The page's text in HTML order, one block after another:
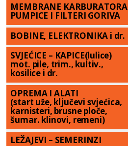
MEMBRANE KARBURATORA
PUMPICE I FILTERI GORIVA
BOBINE, ELEKTRONIKA i dr.
SVJEĆICE – KAPICE(lulice)
mot. pile, trim., kultiv.,
kosilice i dr.
OPREMA I ALATI
(start uže, ključevi svjećica,
karnisteri, brusne ploče,
šumar. klinovi, remeni)
LEŽAJEVI – SEMERINZI